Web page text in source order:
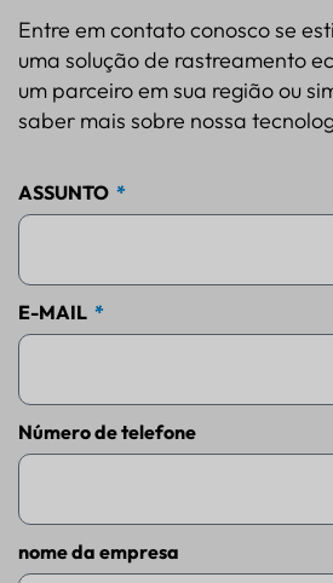
Entre em contato conosco se
uma solução de rastreamento
um parceiro em sua região ou
saber mais sobre nossa
ASSUNTO
E-MAIL
Número de telefone
nome da empresa